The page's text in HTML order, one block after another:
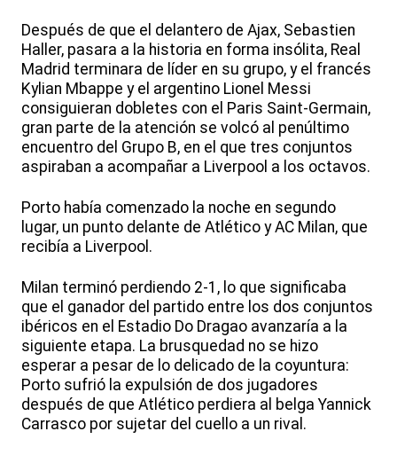
Después de que el delantero de Ajax, Sebastien
Haller, pasara a la historia en forma insólita, Real
Madrid terminara de líder en su grupo, y el francés
Kylian Mbappe y el argentino Lionel Messi
consiguieran dobletes con el Paris Saint-Germain,
gran parte de la atención se volcó al penúltimo
encuentro del Grupo B, en el que tres conjuntos
aspiraban a acompañar a Liverpool a los octavos.
Porto había comenzado la noche en segundo
lugar, un punto delante de Atlético y AC Milan, que
recibía a Liverpool.
Milan terminó perdiendo 2-1, lo que significaba
que el ganador del partido entre los dos conjuntos
ibéricos en el Estadio Do Dragao avanzaría a la
siguiente etapa. La brusquedad no se hizo
esperar a pesar de lo delicado de la coyuntura:
Porto sufrió la expulsión de dos jugadores
después de que Atlético perdiera al belga Yannick
Carrasco por sujetar del cuello a un rival.